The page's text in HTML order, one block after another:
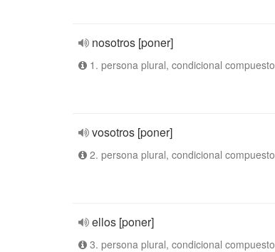
nosotros [poner]
1. persona plural, condicional compuesto
vosotros [poner]
2. persona plural, condicional compuesto
ellos [poner]
3. persona plural, condicional compuesto